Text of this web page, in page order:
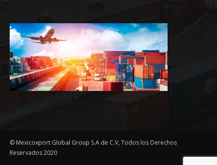
© Mexicoxport Global Group S.A de C.V, Todos los Derechos
Reservados 2020